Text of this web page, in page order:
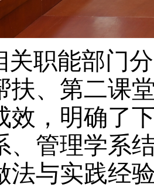
关职能部门
扶、第二课
效，明确了
、管理学系
法与实践经